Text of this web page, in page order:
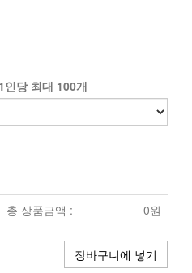
당 최대 100개
총 상품금액 : 0원
장바구니에 넣기